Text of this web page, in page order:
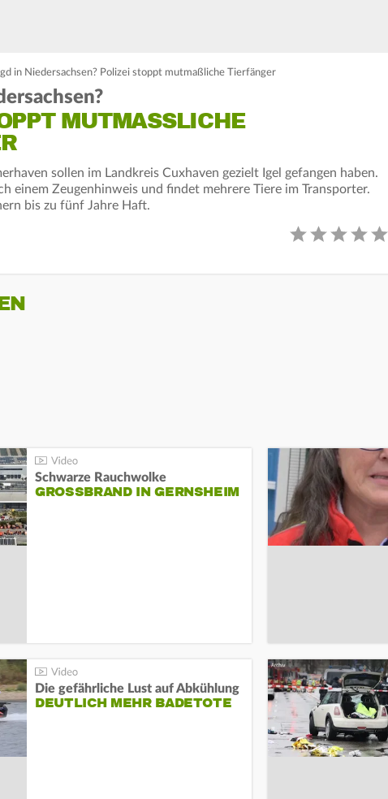
in Niedersachsen? Polizei stoppt mutmaßliche Tierfänger
MUTMASSLICHE T
sollen im Landkreis Cuxhaven gezielt Igel gefangen haben.
einem Zeugenhinweis und findet mehrere Tiere im Transporter.
bis zu fünf Jahre Haft.
Schwarze Rauchwolke
GROSSBRAND IN GERNSHEIM
Die gefährliche Lust auf Abkühlung
DEUTLICH MEHR BADETOTE